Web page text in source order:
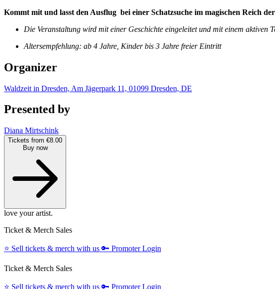
Kommt mit und lasst den Ausflug bei einer Schatzsuche im magischen Reich
Die Veranstaltung wird mit einer Geschichte eingeleitet und mit einem aktiven
Altersempfehlung: ab 4 Jahre, Kinder bis 3 Jahre freier Eintritt
Organizer
Waldzeit in Dresden, Am Jägerpark 11, 01099 Dresden, DE
Presented by
Diana Mirtschink
Tickets from €8.00
Buy now
love your artist.
Ticket & Merch Sales
⭐️ Sell tickets & merch with us 🔑 Promoter Login
Ticket & Merch Sales
⭐️ Sell tickets & merch with us 🔑 Promoter Login